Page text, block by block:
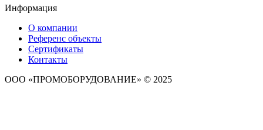
Информация
О компании
Референс объекты
Сертификаты
Контакты
ООО «ПРОМОБОРУДОВАНИЕ» © 2025